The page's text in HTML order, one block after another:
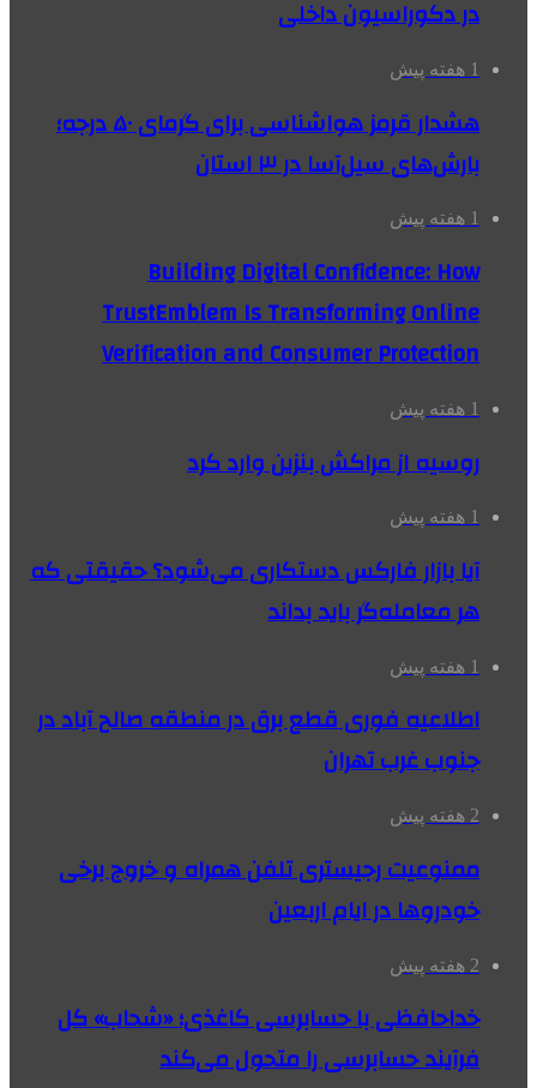
در دکوراسیون داخلی
1 هفته پیش
هشدار قرمز هواشناسی برای گرمای ۵۰ درجه؛
بارش‌های سیل‌آسا در ۳ استان
1 هفته پیش
Building Digital Confidence: How
TrustEmblem Is Transforming Online
Verification and Consumer Protection
1 هفته پیش
روسیه از مراکش بنزین وارد کرد
1 هفته پیش
آیا بازار فارکس دستکاری می‌شود؟ حقیقتی که
هر معامله‌گر باید بداند
1 هفته پیش
اطلاعیه فوری قطع برق در منطقه صالح آباد در
جنوب غرب تهران
2 هفته پیش
ممنوعیت رجیستری تلفن همراه و خروج برخی
خودروها در ایام اربعین
2 هفته پیش
خداحافظی با حسابرسی کاغذی؛ «شحاب» کل
فرآیند حسابرسی را متحول می‌کند